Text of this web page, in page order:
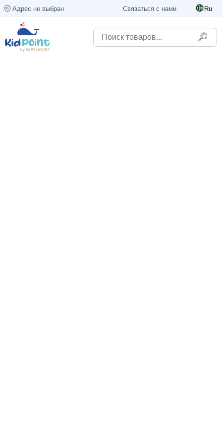
Адрес не выбран Связаться с нами Ru